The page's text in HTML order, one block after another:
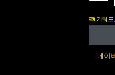
키워드
네이